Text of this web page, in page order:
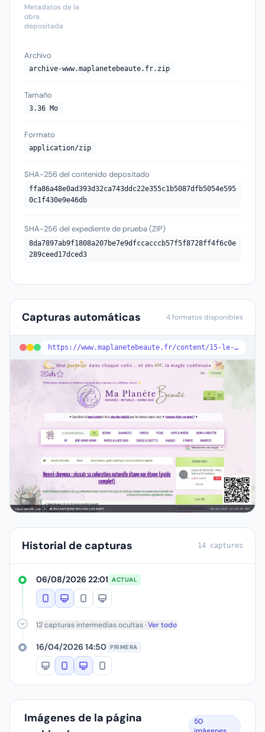
Metadatos de la
obra
depositada
Archivo
archive-www.maplanetebeaute.fr.zip
Tamaño
3.36 Mo
Formato
application/zip
SHA-256 del contenido depositado
ffa86a48e0ad393d32ca743ddc22e355c1b5087dfb5054e595
0c1f430e9e46db
SHA-256 del expediente de prueba (ZIP)
8da7897ab9f1808a207be7e9dfccacccb57f5f8728ff4f6c0e
289ceed17dced3
Capturas automáticas 4 formatos disponibles
https://www.maplanetebeaute.fr/content/15-le-henne-pour-les-cheveux-mode-d-emploi
Historial de capturas 14 captures
06/08/2026 22:01 ACTUAL
12 capturas intermedias ocultas ·Ver todo
16/04/2026 14:50 PRIMERA
Imágenes de la página
50